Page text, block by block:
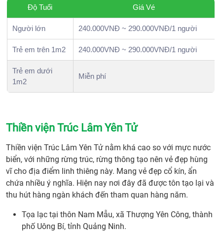
Độ Tuổi Giá Vé
Người lớn 240.000VNĐ ~ 290.000VNĐ/1 người
Trẻ em trên 1m2 240.000VNĐ ~ 290.000VNĐ/1 người
Trẻ em dưới
1m2
Miễn phí
Thiền viện Trúc Lâm Yên Tử
Thiền viện Trúc Lâm Yên Tử nằm khá cao so với mực nước
biển, với những rừng trúc, rừng thông tạo nên vẻ đẹp hùng
vĩ cho địa điểm linh thiêng này. Mang vẻ đẹp cổ kín, ẩn
chứa nhiều ý nghĩa. Hiện nay nơi đây đã được tôn tạo lại và
thu hút hàng ngàn khách đến tham quan hàng năm.
Tọa lạc tại thôn Nam Mẫu, xã Thượng Yên Công, thành
phố Uông Bí, tỉnh Quảng Ninh.